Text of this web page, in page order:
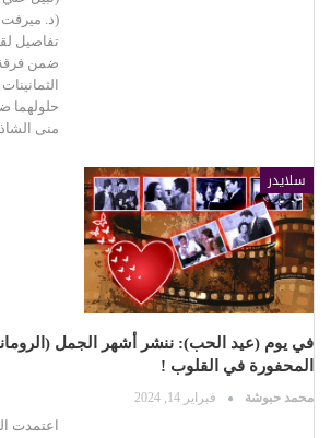
(د.
تفاصيل
ضمن فرقة
حلولهما
منى
سلايدر
في يوم (عيد الحب): ننشر أشهر الجمل
المحفورة في القلوب !
محمد حبوشة فبراير 14, 2024
اعتمدت